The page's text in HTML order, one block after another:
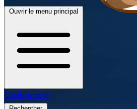
Ouvrir le menu principal
Dashboard